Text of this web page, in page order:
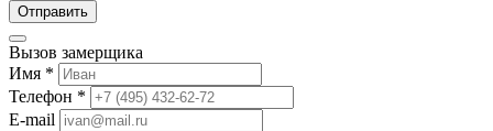
Вызов замерщика
Имя *
Телефон *
E-mail